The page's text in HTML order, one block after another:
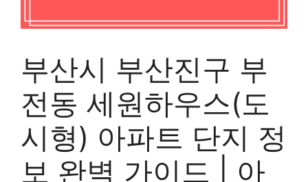
부산시 부산진구 부
전동 세원하우스(도
시형) 아파트 단지 정
보 완벽 가이드 | 아